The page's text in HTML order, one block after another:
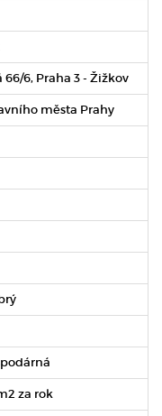
6, Praha 3 - Žižkov
města Prahy
za rok